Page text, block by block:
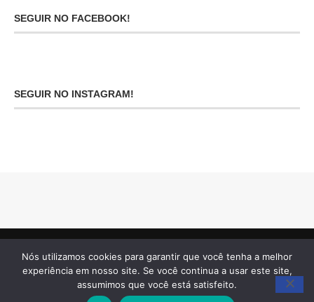
SEGUIR NO FACEBOOK!
SEGUIR NO INSTAGRAM!
Nós utilizamos cookies para garantir que você tenha a melhor
experiência em nosso site. Se você continua a usar este site,
assumimos que você está satisfeito.